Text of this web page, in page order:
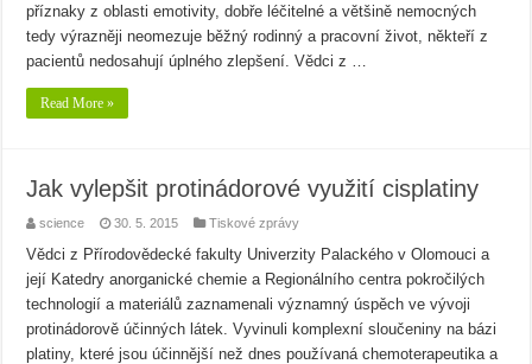
příznaky z oblasti emotivity, dobře léčitelné a většině nemocných
tedy výrazněji neomezuje běžný rodinný a pracovní život, někteří z
pacientů nedosahují úplného zlepšení. Vědci z …
Read More »
Jak vylepšit protinádorové využití cisplatiny
science 30. 5. 2015 Tiskové zprávy
Vědci z Přírodovědecké fakulty Univerzity Palackého v Olomouci a
její Katedry anorganické chemie a Regionálního centra pokročilých
technologií a materiálů zaznamenali významný úspěch ve vývoji
protinádorově účinných látek. Vyvinuli komplexní sloučeniny na bázi
platiny, které jsou účinnější než dnes používaná chemoterapeutika a